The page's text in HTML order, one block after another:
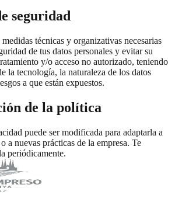
seguridad
técnicas y organizativas necesarias
de tus datos personales y evitar su
y/o acceso no autorizado, teniendo
la tecnología, la naturaleza de los datos
a que están expuestos.
de la política
puede ser modificada para adaptarla a
a nuevas prácticas de la empresa. Te
periódicamente.